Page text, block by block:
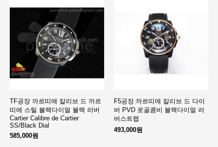
TF공장 까르띠에 칼리브 드 까르
띠에 스틸 블랙다이얼 블랙 러버
Cartier Calibre de Cartier
SS/Black Dial
585,000원
F5공장 까르띠에 칼리브 드 다이
버 PVD 로골콤비 블랙다이얼 러
버스트랩
493,000원